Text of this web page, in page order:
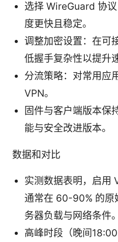
选择 WireGuard 协
度更快且稳定。
调整加密设置：在可
低握手复杂性以提升
分流策略：对常用应
VPN。
固件与客户端版本保
能与安全改进版本。
数据和对比
实测数据表明，启用
通常在 60-90% 的原
务器负载与网络条件。
高峰时段（晚间